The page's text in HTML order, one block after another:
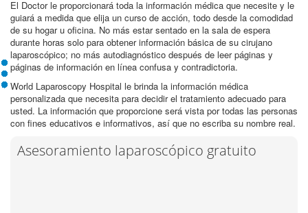
El Doctor le proporcionará toda la información médica que necesite y le
guiará a medida que elija un curso de acción, todo desde la comodidad
de su hogar u oficina. No más estar sentado en la sala de espera
durante horas solo para obtener información básica de su cirujano
laparoscópico; no más autodiagnóstico después de leer páginas y
páginas de información en línea confusa y contradictoria.
World Laparoscopy Hospital le brinda la información médica
personalizada que necesita para decidir el tratamiento adecuado para
usted. La información que proporcione será vista por todas las personas
con fines educativos e informativos, así que no escriba su nombre real.
Asesoramiento laparoscópico gratuito